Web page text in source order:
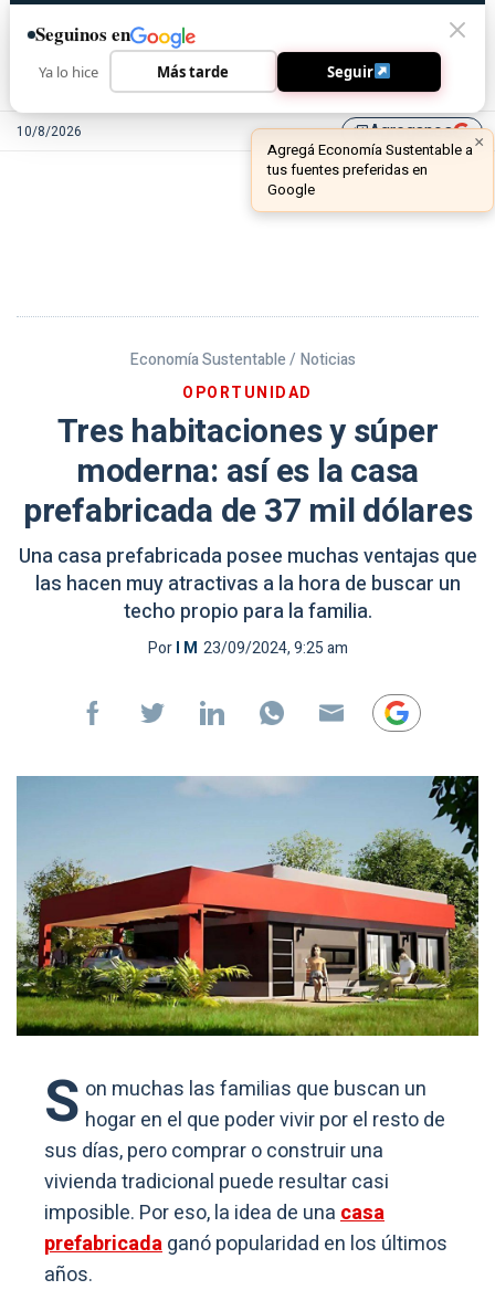
10/8/2026 library_addAgreganos
Economía Sustentable / Noticias
OPORTUNIDAD
Tres habitaciones y súper
moderna: así es la casa
prefabricada de 37 mil dólares
Una casa prefabricada posee muchas ventajas que
las hacen muy atractivas a la hora de buscar un
techo propio para la familia.
PorI M 23/09/2024, 9:25 am
S on muchas las familias que buscan un
hogar en el que poder vivir por el resto de
sus días, pero comprar o construir una
vivienda tradicional puede resultar casi
imposible. Por eso, la idea de unacasa
prefabricadaganó popularidad en los últimos
años.
Seguinos en
Ya lo hice Más tarde Seguir